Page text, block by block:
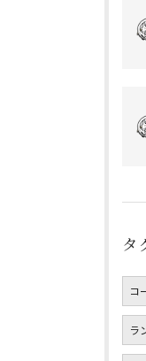
タ
コ
ラ